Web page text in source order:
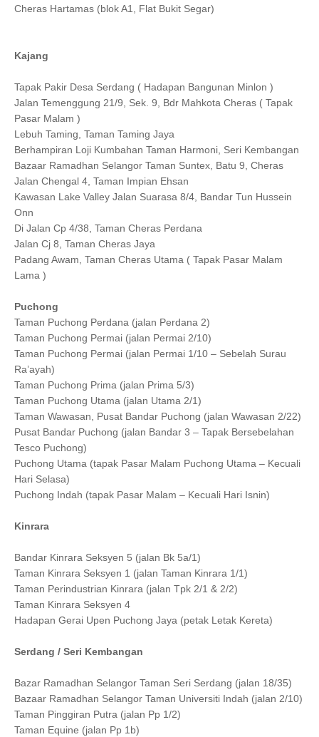
Cheras Hartamas (blok A1, Flat Bukit Segar)
Kajang
Tapak Pakir Desa Serdang ( Hadapan Bangunan Minlon )
Jalan Temenggung 21/9, Sek. 9, Bdr Mahkota Cheras ( Tapak
Pasar Malam )
Lebuh Taming, Taman Taming Jaya
Berhampiran Loji Kumbahan Taman Harmoni, Seri Kembangan
Bazaar Ramadhan Selangor Taman Suntex, Batu 9, Cheras
Jalan Chengal 4, Taman Impian Ehsan
Kawasan Lake Valley Jalan Suarasa 8/4, Bandar Tun Hussein
Onn
Di Jalan Cp 4/38, Taman Cheras Perdana
Jalan Cj 8, Taman Cheras Jaya
Padang Awam, Taman Cheras Utama ( Tapak Pasar Malam
Lama )
Puchong
Taman Puchong Perdana (jalan Perdana 2)
Taman Puchong Permai (jalan Permai 2/10)
Taman Puchong Permai (jalan Permai 1/10 – Sebelah Surau
Ra’ayah)
Taman Puchong Prima (jalan Prima 5/3)
Taman Puchong Utama (jalan Utama 2/1)
Taman Wawasan, Pusat Bandar Puchong (jalan Wawasan 2/22)
Pusat Bandar Puchong (jalan Bandar 3 – Tapak Bersebelahan
Tesco Puchong)
Puchong Utama (tapak Pasar Malam Puchong Utama – Kecuali
Hari Selasa)
Puchong Indah (tapak Pasar Malam – Kecuali Hari Isnin)
Kinrara
Bandar Kinrara Seksyen 5 (jalan Bk 5a/1)
Taman Kinrara Seksyen 1 (jalan Taman Kinrara 1/1)
Taman Perindustrian Kinrara (jalan Tpk 2/1 & 2/2)
Taman Kinrara Seksyen 4
Hadapan Gerai Upen Puchong Jaya (petak Letak Kereta)
Serdang / Seri Kembangan
Bazar Ramadhan Selangor Taman Seri Serdang (jalan 18/35)
Bazaar Ramadhan Selangor Taman Universiti Indah (jalan 2/10)
Taman Pinggiran Putra (jalan Pp 1/2)
Taman Equine (jalan Pp 1b)